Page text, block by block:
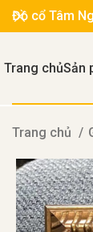
Trang chủSản
Trang chủ
Đồ cổ Tâm